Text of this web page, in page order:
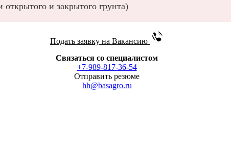
и закрытого грунта)
Подать заявку на Вакансию
Связаться со специалистом
+7-989-817-36-54
Отправить резюме
hh@basagro.ru